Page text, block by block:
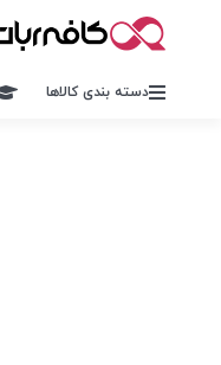
دسته بندی کالاها